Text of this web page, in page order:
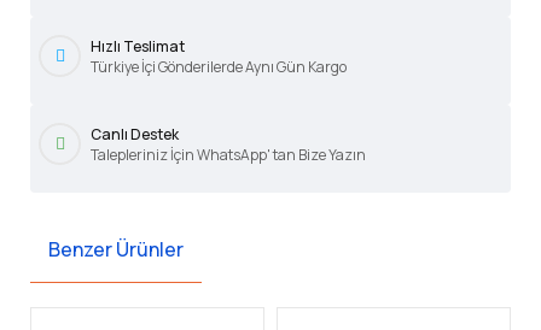
Hızlı Teslimat
Türkiye İçi Gönderilerde Aynı Gün Kargo
Canlı Destek
Talepleriniz İçin WhatsApp' tan Bize Yazın
Benzer Ürünler